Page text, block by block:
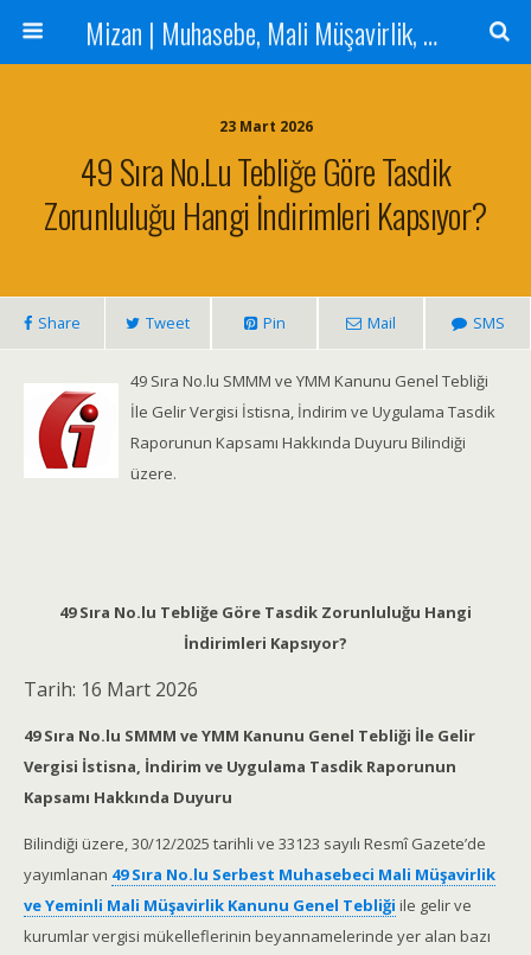
Mizan | Muhasebe, Mali Müşavirlik, Denetim Hizmetleri
23 Mart 2026
49 Sıra No.lu Tebliğe Göre Tasdik
Zorunluluğu Hangi İndirimleri Kapsıyor?
Share Tweet Pin Mail SMS
49 Sıra No.lu SMMM ve YMM Kanunu Genel Tebliği
İle Gelir Vergisi İstisna, İndirim ve Uygulama Tasdik
Raporunun Kapsamı Hakkında Duyuru Bilindiği
üzere.
49 Sıra No.lu Tebliğe Göre Tasdik Zorunluluğu Hangi
İndirimleri Kapsıyor?
Tarih: 16 Mart 2026
49 Sıra No.lu SMMM ve YMM Kanunu Genel Tebliği İle Gelir
Vergisi İstisna, İndirim ve Uygulama Tasdik Raporunun
Kapsamı Hakkında Duyuru
Bilindiği üzere, 30/12/2025 tarihli ve 33123 sayılı Resmî Gazete’de
yayımlanan 49 Sıra No.lu Serbest Muhasebeci Mali Müşavirlik
ve Yeminli Mali Müşavirlik Kanunu Genel Tebliği ile gelir ve
kurumlar vergisi mükelleflerinin beyannamelerinde yer alan bazı